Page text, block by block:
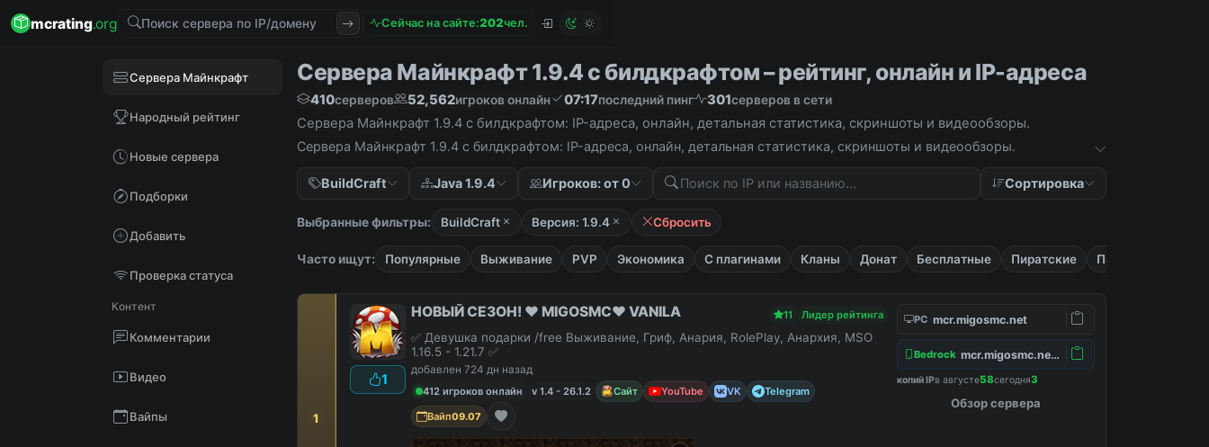
mcrating.org Сейчас на сайте:202чел.
Сервера Майнкрафт
Народный рейтинг
Новые сервера
Подборки
Добавить
Проверка статуса
Контент
Комментарии
Видео
Вайпы
Сервера Майнкрафт 1.9.4 с билдкрафтом – рейтинг, онлайн и IP-адреса
410серверов 52,562игроков онлайн 07:17последний пинг 301серверов в сети
Сервера Майнкрафт 1.9.4 с билдкрафтом: IP-адреса, онлайн, детальная статистика, скриншоты и видеообзоры.
Сервера Майнкрафт 1.9.4 с билдкрафтом: IP-адреса, онлайн, детальная статистика, скриншоты и видеообзоры.
BuildCraft Java 1.9.4 Игроков: от 0 Сортировка
Выбранные фильтры: BuildCraft Версия: 1.9.4 Сбросить
Часто ищут: Популярные Выживание PVP Экономика С плагинами Кланы Донат Бесплатные Пиратские Приват
1
1
НОВЫЙ СЕЗОН! ❤️ MIGOSMC❤️ VANILA 11 Лидер рейтинга
✅ Девушка подарки /free Выживание, Гриф, Анария, RolePlay, Анархия, MSO
1.16.5 - 1.21.7 ✅
добавлен 724 дн назад
412 игроков онлайн
v 1.4 - 26.1.2 Сайт YouTube VK
Telegram
Вайп09.07
PC mcr.migosmc.net
Bedrock mcr.migosmc.net:19132
копий IPв августе58сегодня3
Обзор сервера